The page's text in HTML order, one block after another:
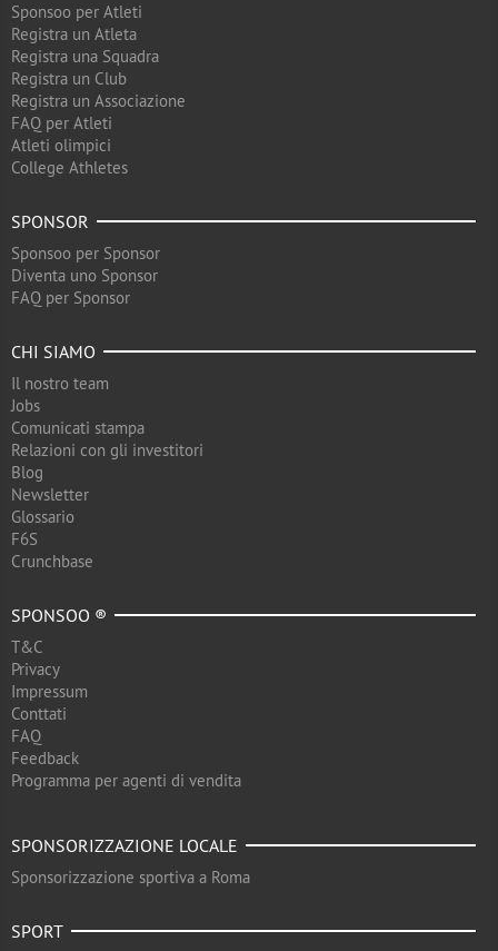
Sponsoo per Atleti
Registra un Atleta
Registra una Squadra
Registra un Club
Registra un Associazione
FAQ per Atleti
Atleti olimpici
College Athletes
SPONSOR
Sponsoo per Sponsor
Diventa uno Sponsor
FAQ per Sponsor
CHI SIAMO
Il nostro team
Jobs
Comunicati stampa
Relazioni con gli investitori
Blog
Newsletter
Glossario
F6S
Crunchbase
SPONSOO ®
T&C
Privacy
Impressum
Conttati
FAQ
Feedback
Programma per agenti di vendita
SPONSORIZZAZIONE LOCALE
Sponsorizzazione sportiva a Roma
SPORT